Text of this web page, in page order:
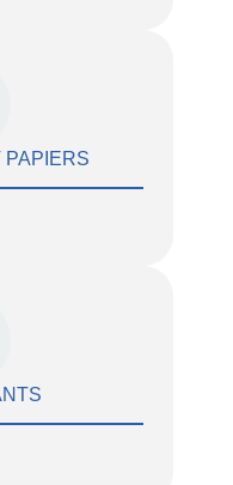
PAPIERS